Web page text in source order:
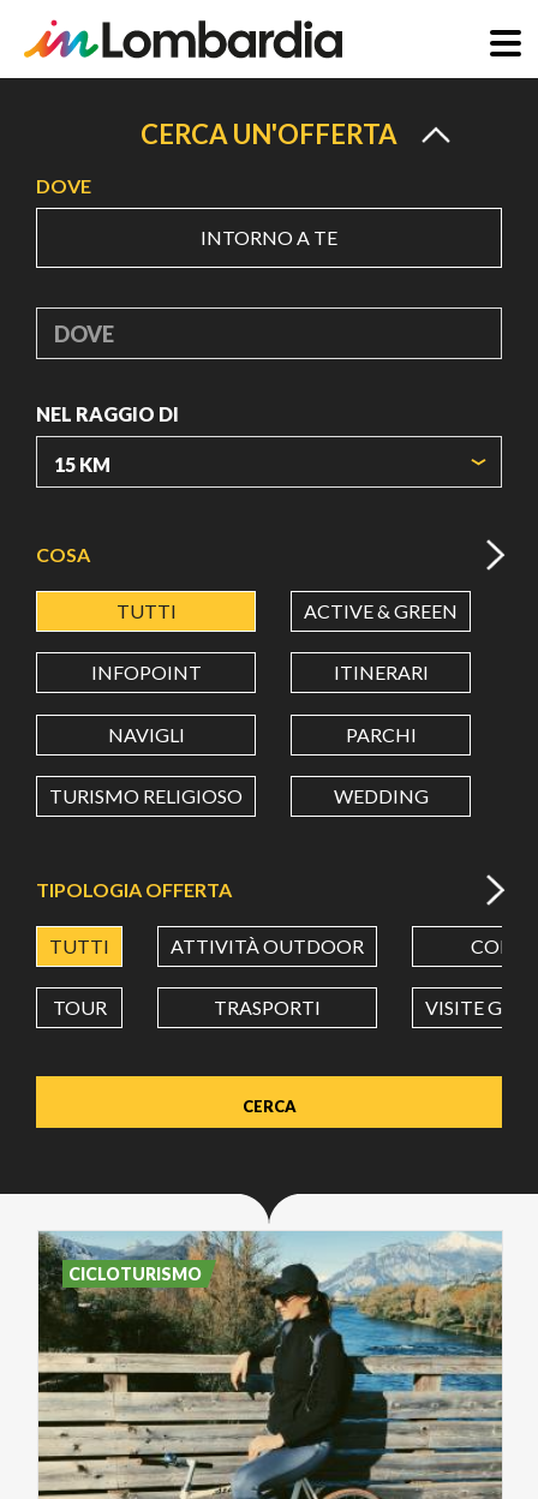
principale
CERCA UN'OFFERTA
DOVE
INTORNO A TE
DOVE
NEL RAGGIO DI
LATITUDINE
LONGITUDINE
Value in decimal degrees. Use dot (.) as decimal separator.
COSA
TUTTI ACTIVE & GREEN
INFOPOINT ITINERARI
NAVIGLI PARCHI
TURISMO RELIGIOSO WEDDING
TIPOLOGIA OFFERTA
TUTTI ATTIVITÀ OUTDOOR CORSI
TOUR TRASPORTI VISITE
CICLOTURISMO